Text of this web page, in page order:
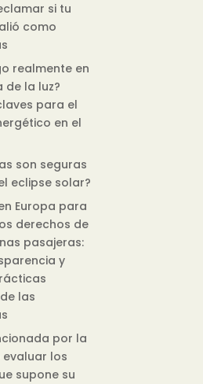
si tu
como
realmente en
la luz?
para el
en el
son seguras
eclipse solar?
Europa para
derechos de
pasajeras:
y
las
por la
evaluar los
supone su